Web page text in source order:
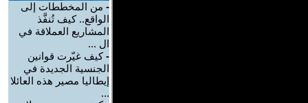
- من المخططات إلى
الواقع.. كيف تُنفَّذ
المشاريع العملاقة في
ال ...
-كيف غيّرت قوانين
الجنسية الجديدة في
إيطاليا مصير هذه العائلا
...